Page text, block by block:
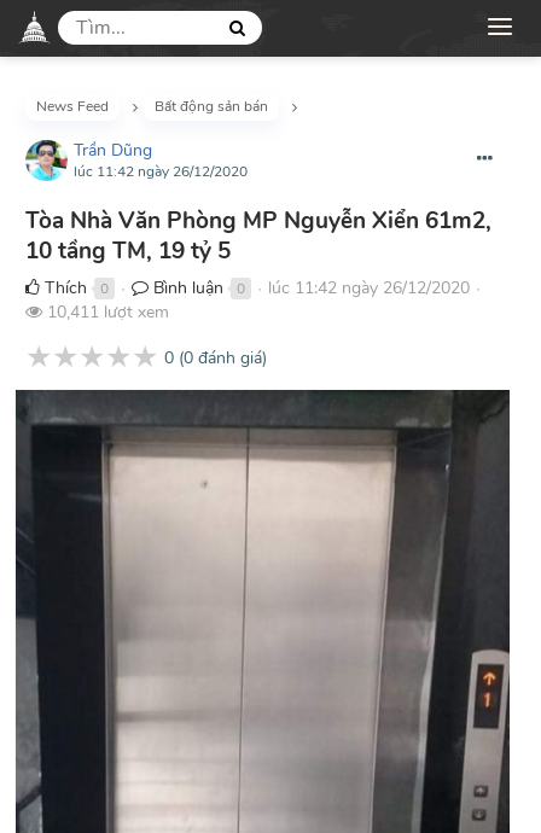
News Feed Bất động sản bán
Trần Dũng
lúc 11:42 ngày 26/12/2020
Tòa Nhà Văn Phòng MP Nguyễn Xiển 61m2,
10 tầng TM, 19 tỷ 5
Thích 0 ● Bình luận 0 ● lúc 11:42 ngày 26/12/2020 ●
10,411 lượt xem
★★★★★ 0 (0 đánh giá)